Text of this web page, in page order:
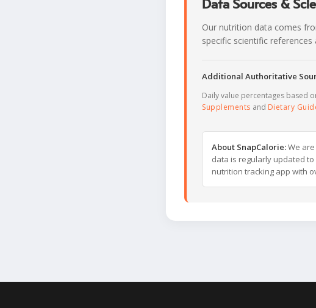
Data Sources &
Our nutrition data comes
specific scientific
Additional Authoritative
Daily value percentages based
Supplements and Dietary
About SnapCalorie:We
data is regularly updated
nutrition tracking app with